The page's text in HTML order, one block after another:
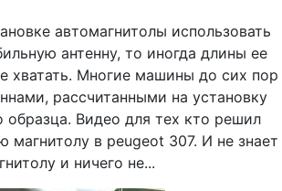
автомагнитолы использовать
антенну, то иногда длины ее
хватать. Многие машины до сих пор
рассчитанными на установку
образца. Видео для тех кто решил
магнитолу в peugeot 307. И не знает
и ничего не...